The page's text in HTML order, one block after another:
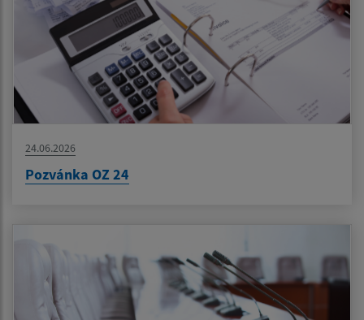
24.06.2026
Pozvánka OZ 24